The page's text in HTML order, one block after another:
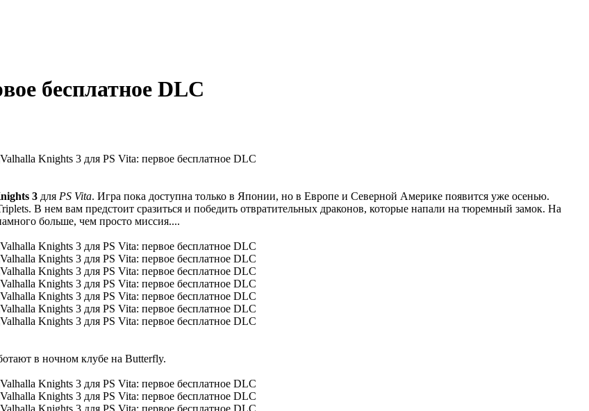
бесплатное DLC
3 для PS Vita. Игра пока доступна только в Японии, но в Европе и Северной Америке появится уже осенью.
В нем вам предстоит сразиться и победить отвратительных драконов, которые напали на тюремный замок. На
больше, чем просто миссия....
в ночном клубе на Butterfly.